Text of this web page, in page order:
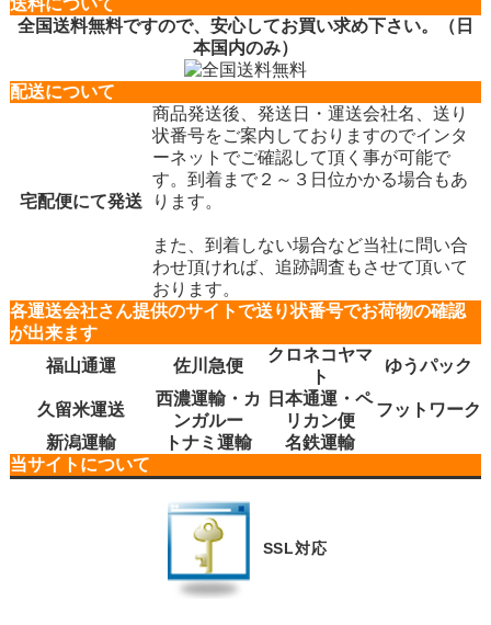
■ 中古パーツ保証期間：
※エンジン ：３ヶ月保証
※その他の中古パーツ：２週間保証
※ 万が一、不良、部品違い等ございましたらすぐに、ご連絡下さい。
代替品をご用意させて頂きます。
代替品がない場合、全額返金させて頂いております。
また、お客様とご相談の上、値引き処理する場合もあります。
※ ご連絡なく返却された場合など、ご希望に添えない場合もありますので
不良等ございましたらすぐにご連絡下さい。
送料について
全国送料無料ですので、安心してお買い求め下さい。（日
本国内のみ）
配送について
宅配便にて発送
商品発送後、発送日・運送会社名、送り
状番号をご案内しておりますのでインタ
ーネットでご確認して頂く事が可能で
す。到着まで２～３日位かかる場合もあ
ります。
また、到着しない場合など当社に問い合
わせ頂ければ、追跡調査もさせて頂いて
おります。
各運送会社さん提供のサイトで送り状番号でお荷物の確認
が出来ます
福山通運
佐川急便
クロネコヤマ
ト
ゆうパック
久留米運送
西濃運輸・カ
ンガルー
日本通運・ペ
リカン便
フットワーク
新潟運輸
トナミ運輸
名鉄運輸
当サイトについて
SSL対応